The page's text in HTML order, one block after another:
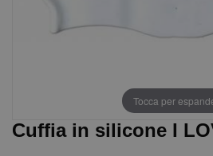
Tocca per
Cuffia in silicone I